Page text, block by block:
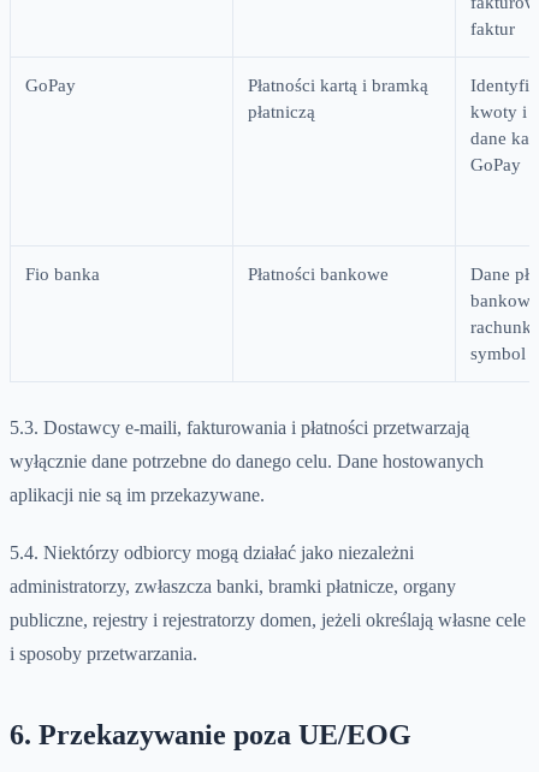
faktur
GoPay
Płatności kartą i bramką
płatniczą
kwoty i
dane
GoPay
Fio banka Płatności bankowe
Dane
symbol
5.3. Dostawcy e-maili, fakturowania i płatności przetwarzają
wyłącznie dane potrzebne do danego celu. Dane hostowanych
aplikacji nie są im przekazywane.
5.4. Niektórzy odbiorcy mogą działać jako niezależni
administratorzy, zwłaszcza banki, bramki płatnicze, organy
publiczne, rejestry i rejestratorzy domen, jeżeli określają własne cele
i sposoby przetwarzania.
6. Przekazywanie poza UE/EOG